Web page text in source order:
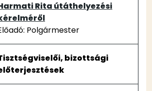
Rita útáthelyezési
Polgármester
bizottsági